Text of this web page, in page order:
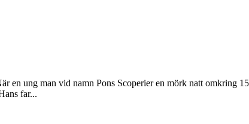
ung man vid namn Pons Scoperier en mörk natt omkring
far...